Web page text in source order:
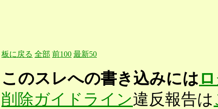
板に戻る 全部 前100 最新50
このスレへの書き込みには
削除ガイドライン違反報告は